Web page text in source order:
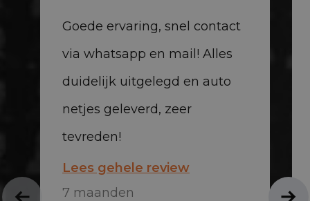
Goede ervaring, snel contact
via whatsapp en mail! Alles
duidelijk uitgelegd en auto
netjes geleverd, zeer
tevreden!
Lees gehele review
7 maanden